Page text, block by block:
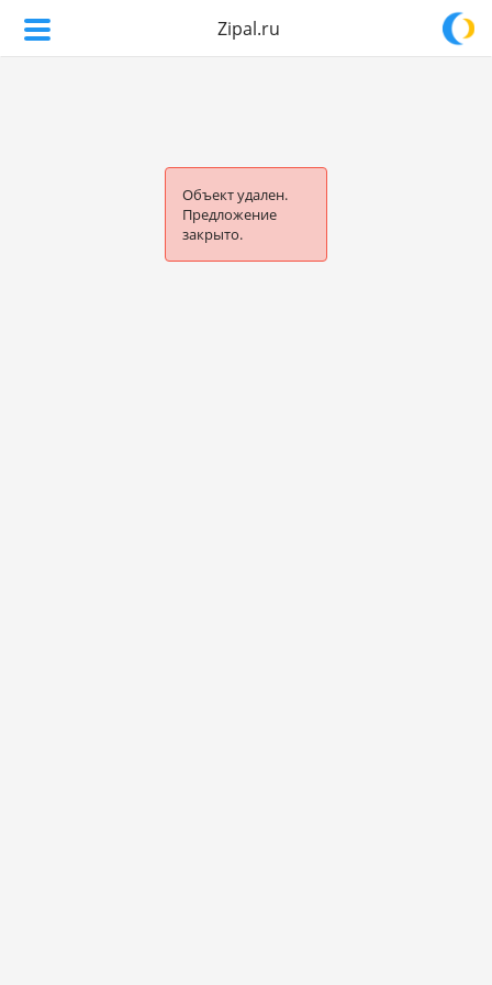
Zipal.ru
Объект удален.
Предложение
закрыто.